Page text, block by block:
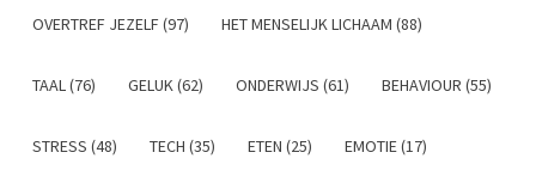
OVERTREF JEZELF (97) HET MENSELIJK LICHAAM (88)
TAAL (76) GELUK (62) ONDERWIJS (61) BEHAVIOUR (55)
STRESS (48) TECH (35) ETEN (25) EMOTIE (17)